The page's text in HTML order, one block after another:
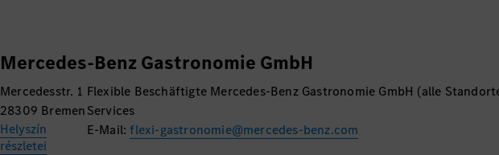
Mercedes-Benz Gastronomie GmbH
Mercedesstr. 1
28309 Bremen
Helyszín
részletei
Flexible Beschäftigte Mercedes-Benz Gastronomie GmbH (alle
Services
E-Mail:flexi-gastronomie@mercedes-benz.com